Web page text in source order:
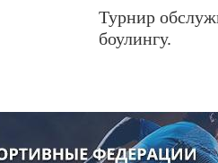
Турнир
боулингу.